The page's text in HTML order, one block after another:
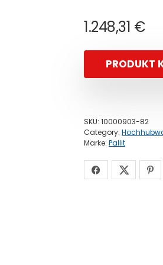
1.248,31 €
PRODUKT
SKU: 10000903-82
Category:
Marke: Pallit